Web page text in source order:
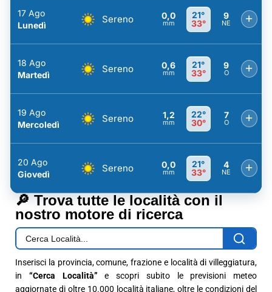
17 Ago
Lunedì
Sereno 0,0
mm
21°
33°
9
NE +
18 Ago
Martedì
Sereno 0,6
mm
21°
33°
9
O +
19 Ago
Mercoledì
Sereno 1,2
mm
22°
30°
7
O +
20 Ago
Giovedì
Sereno 0,0
mm
21°
33°
4
NE +
🔎 Trova tutte le località con il
nostro motore di ricerca
Inserisci la provincia, comune, frazione e località di villeggiatura,
in “Cerca Località” e scopri subito le previsioni meteo
aggiornate di oltre 10.000 località italiane, oltre le condizioni del